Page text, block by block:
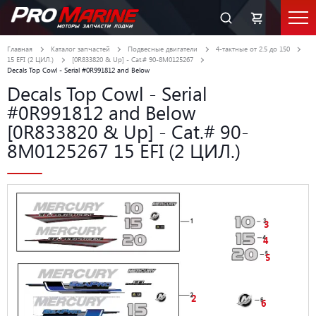
Главная Каталог запчастей Подвесные двигатели
4-тактные от 2.5 до 150
15 EFI (2 ЦИЛ.)
[0R833820 & Up] - Cat.# 90-8M0125267
Decals Top Cowl - Serial #0R991812 and Below
Decals Top Cowl - Serial
#0R991812 and Below
[0R833820 & Up] - Cat.# 90-
8M0125267 15 EFI (2 ЦИЛ.)
2
3
4
5
6